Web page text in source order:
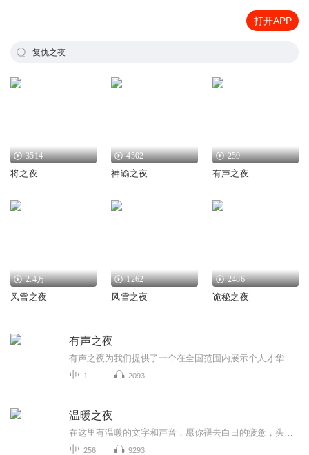
打开APP
复仇之夜
3514
将之夜
4502
神谕之夜
259
有声之夜
2.4万
风雪之夜
1262
风雪之夜
2486
诡秘之夜
有声之夜
1 2093
温暖之夜
256 9293